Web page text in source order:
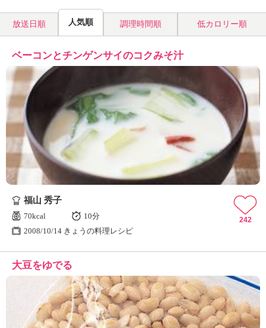
よ
う
N
H
エ
ュ
ケ
ー
ョ
ナ
ん
の
ょ
う
の
料
放送日順 人気順 調理時間順 低カロリー順
ベーコンとチンゲンサイのコクみそ汁
福山 秀子
70kcal
10分
2008/10/14 きょうの料理レシピ
242
大豆をゆでる